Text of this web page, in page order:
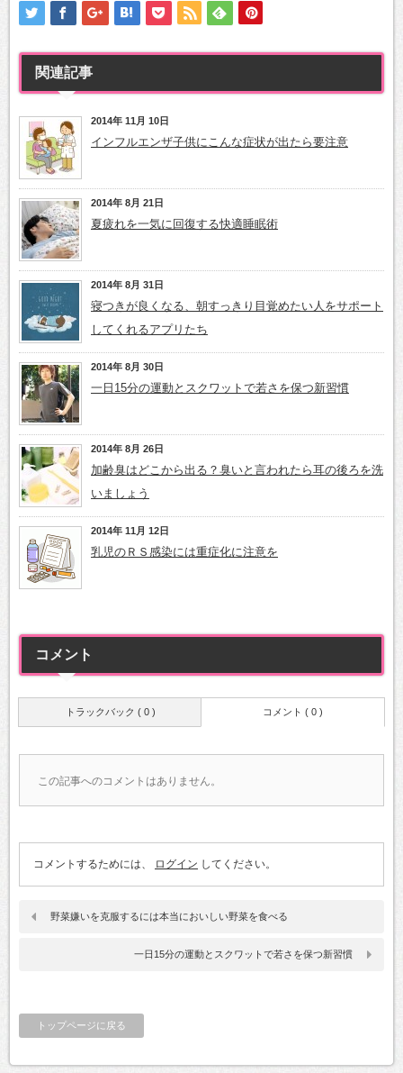
関連記事
2014年 11月 10日
インフルエンザ子供にこんな症状が出たら要注意
2014年 8月 21日
夏疲れを一気に回復する快適睡眠術
2014年 8月 31日
寝つきが良くなる、朝すっきり目覚めたい人をサポート
してくれるアプリたち
2014年 8月 30日
一日15分の運動とスクワットで若さを保つ新習慣
2014年 8月 26日
加齢臭はどこから出る？臭いと言われたら耳の後ろを洗
いましょう
2014年 11月 12日
乳児のＲＳ感染には重症化に注意を
コメント
トラックバック ( 0 ) コメント ( 0 )
この記事へのコメントはありません。
コメントするためには、 ログイン してください。
野菜嫌いを克服するには本当においしい野菜を食べる
一日15分の運動とスクワットで若さを保つ新習慣
トップページに戻る